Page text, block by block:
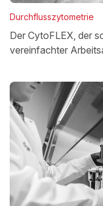
Durchflusszytometrie
Der CytoFLEX, der
vereinfachter